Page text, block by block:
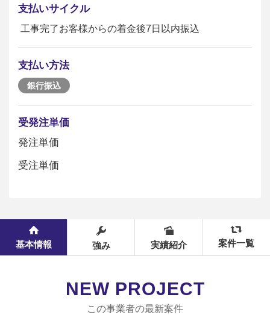
支払いサイクル
工事完了お客様からの着金後7日以内振込
支払い方法
銀行振込
受発注単価
発注単価
受注単価
基本情報 強み 実績紹介 案件一覧
NEW PROJECT
この事業者の最新案件